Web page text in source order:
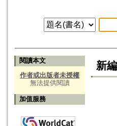
閱讀本文
作者或出版者未授權
無法提供閱讀
加值服務
新